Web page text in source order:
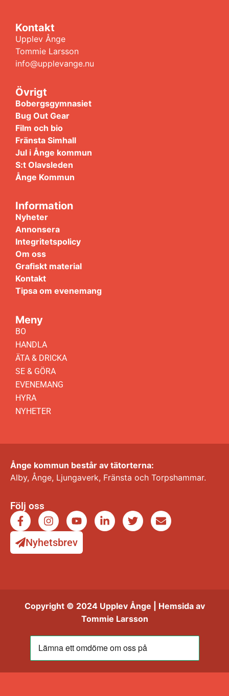
Kontakt
Upplev Ånge
Tommie Larsson
info@upplevange.nu
Övrigt
Bobergsgymnasiet
Bug Out Gear
Film och bio
Fränsta Simhall
Jul i Ånge kommun
S:t Olavsleden
Ånge Kommun
Information
Nyheter
Annonsera
Integritetspolicy
Om oss
Grafiskt material
Kontakt
Tipsa om evenemang
Meny
BO
HANDLA
ÄTA & DRICKA
SE & GÖRA
EVENEMANG
HYRA
NYHETER
Ånge kommun består av tätorterna:
Alby, Ånge, Ljungaverk, Fränsta och Torpshammar.
Följ oss
Nyhetsbrev
Copyright © 2024 Upplev Ånge | Hemsida av
Tommie Larsson